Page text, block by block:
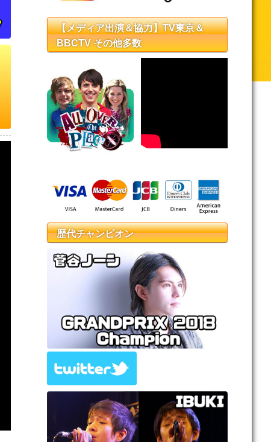
【メディア出演＆協力】TV東京＆
BBCTV その他多数
歴代チャンピオン